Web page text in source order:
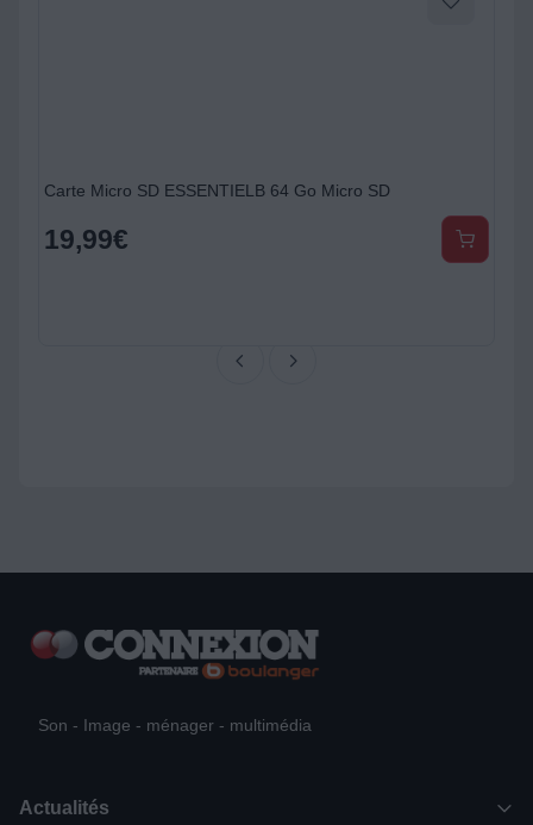
Carte Micro SD ESSENTIELB 64 Go Micro SD
19,99€
Son - Image - ménager - multimédia
Actualités